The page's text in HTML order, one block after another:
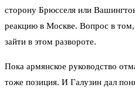
сторону Брюсселя или
реакцию в Москве. Вопрос в том,
зайти в этом развороте.
Пока армянское руководство
тоже позиция. И Галузин дал